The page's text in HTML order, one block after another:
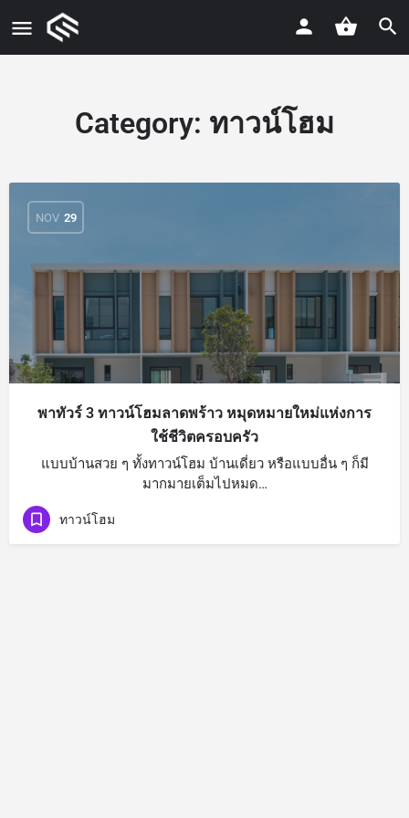
Category: ทาวน์โฮม
NOV 29
พาทัวร์ 3 ทาวน์โฮมลาดพร้าว หมุดหมายใหม่แห่งการ
ใช้ชีวิตครอบครัว
แบบบ้านสวย ๆ ทั้งทาวน์โฮม บ้านเดี่ยว หรือแบบอื่น ๆ ก็มี
มากมายเต็มไปหมด…
ทาวน์โฮม